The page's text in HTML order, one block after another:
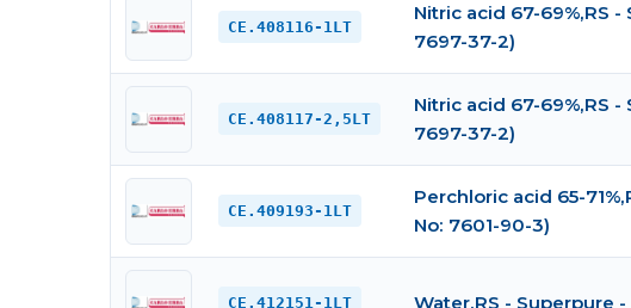
CE.408116-1LT
Nitric acid 67-69%,RS
7697-37-2)
CE.408117-2,5LT
Nitric acid 67-69%,RS
7697-37-2)
CE.409193-1LT
Perchloric acid 65-
No: 7601-90-3)
CE.412151-1LT Water,RS - Superpure